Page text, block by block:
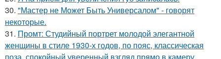
30. "Мастер не Может Быть Универсалом" - говорят
некоторые.
31. Промт: Студийный портрет молодой элегантной
женщины в стиле 1930-х годов, по пояс, классическая